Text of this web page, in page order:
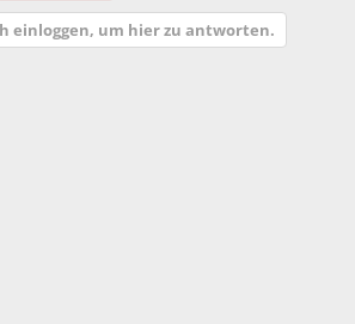
einloggen, um hier zu antworten.